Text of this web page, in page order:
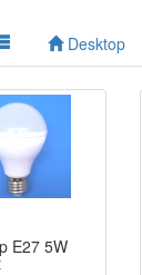
Desktop
E27 5W